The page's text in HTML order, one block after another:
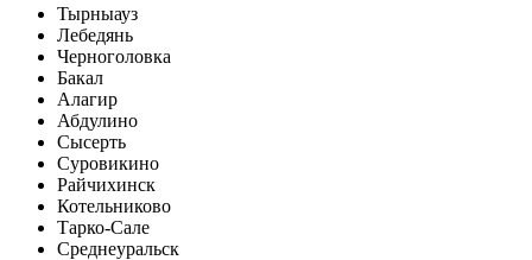
Тырныауз
Лебедянь
Черноголовка
Бакал
Алагир
Абдулино
Сысерть
Суровикино
Райчихинск
Котельниково
Тарко-Сале
Среднеуральск